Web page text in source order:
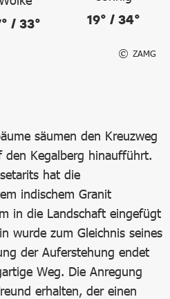
/ 33° 19° / 34°
ZAMG
säumen den Kreuzweg
den Kegalberg hinaufführt.
hat die
indischem Granit
in die Landschaft eingefügt
wurde zum Gleichnis seines
der Auferstehung endet
Weg. Die Anregung
erhalten, der einen